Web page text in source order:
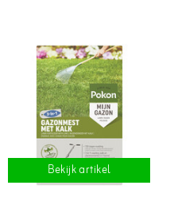
Bekijk artikel